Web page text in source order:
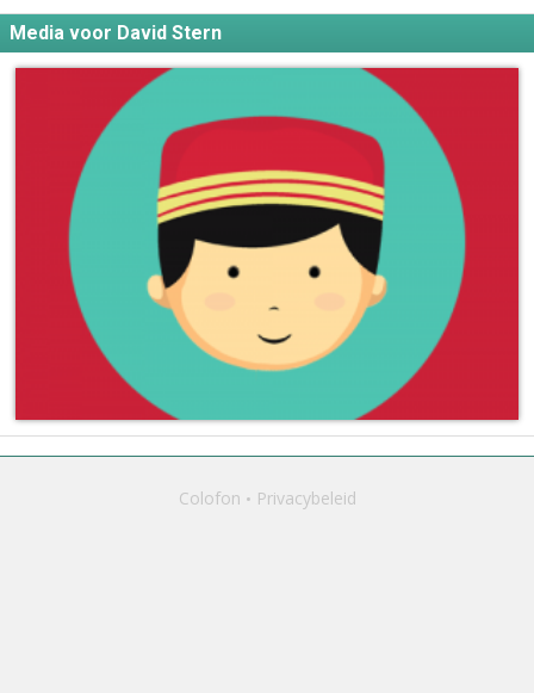
Media voor David Stern
Colofon Privacybeleid